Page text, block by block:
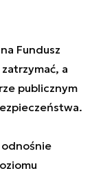
Fundusz
a
publicznym
odnośnie